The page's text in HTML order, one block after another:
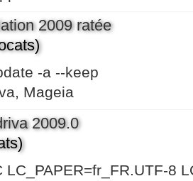
2009 ratée
-a --keep
Mageia
2009.0
LC_PAPER=fr_FR.UTF-8